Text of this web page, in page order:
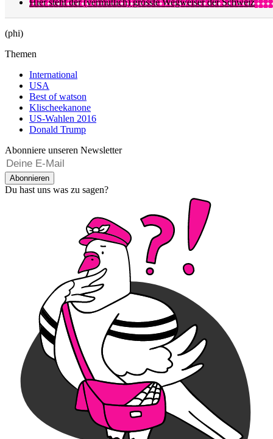
(phi)
Themen
International
USA
Best of watson
Klischeekanone
US-Wahlen 2016
Donald Trump
Abonniere unseren Newsletter
Abonnieren
Du hast uns was zu sagen?